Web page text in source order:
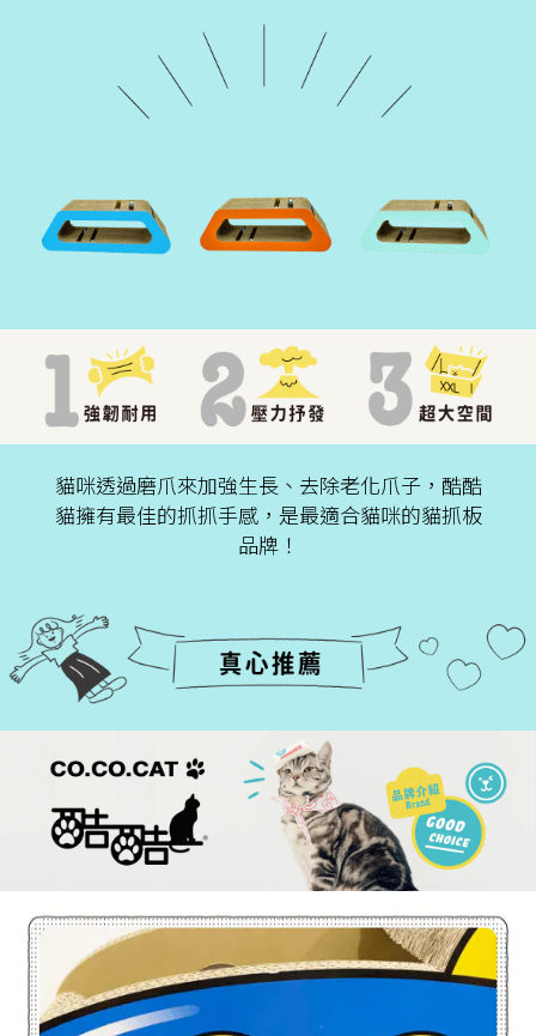
貓咪透過磨爪來加強生長、去除老化爪子，酷酷
貓擁有最佳的抓抓手感，是最適合貓咪的貓抓板
品牌！